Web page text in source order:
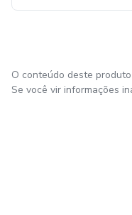
O conteúdo deste
Se você vir informações